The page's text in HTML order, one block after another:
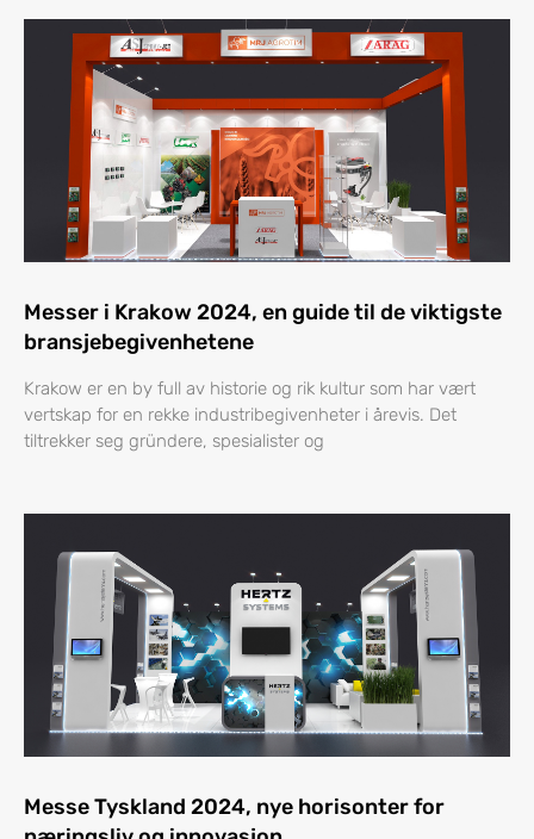
Messer i Krakow 2024, en guide til de viktigste
bransjebegivenhetene
Krakow er en by full av historie og rik kultur som har vært
vertskap for en rekke industribegivenheter i årevis. Det
tiltrekker seg gründere, spesialister og
Messe Tyskland 2024, nye horisonter for